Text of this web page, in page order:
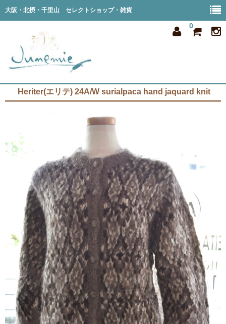
大阪・北摂・千里山 セレクトショップ・雑貨
0
member
privacy
shop info
blog
contact
Heriter(エリテ) 24A/W surialpaca hand jaquard knit